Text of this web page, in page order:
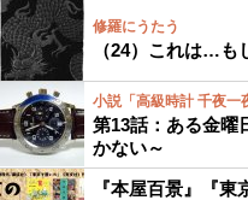
修羅にうたう
（24）これは…も
小説「高級時計 千夜一
第13話：ある金曜
かない～
『本屋百景』『